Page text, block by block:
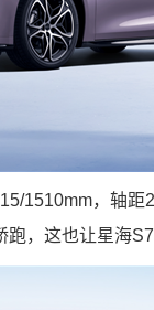
1510mm，轴距
，这也让星海S7